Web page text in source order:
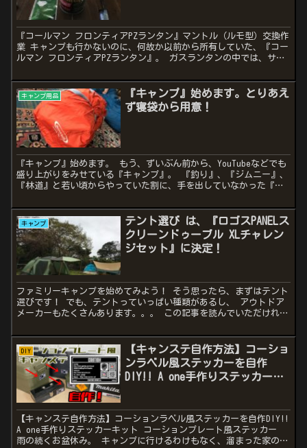
『コールマン フロンティアPZランタン』マントル（ルモ型）交換作
業 キャンプも行かないのに、何故か以前から所有していた、『コー
ルマン フロンティアPZランタン』。 ガスランタンの中では、サイ
キャンプ用品
『キャンプ』始めます。とりあえ
ず寝袋から用意！
『キャンプ』始めます。 もう、ずいぶん前から、YouTubeなどでも
盛り上がりをみせている『キャンプ』。 『釣り』、『ジムニー』、
『林道』と若い頃からやっていた割に、手を出していなかった『キ
キャンプ
テント選び は、『ロゴスPANELス
クリーンドゥーブル XLチャレン
ジセット』に決定！
ファミリーキャンプを始めてみよう！ そう思ったら、まずはテント
選びです！ でも、テントっていっぱい種類があるし、 アウトドア
メーカーもたくさんあります。。。 この記事を読んでいただけれ
DIY
【キャンステ自作方法】コーショ
ンラベル風ステッカーを自作
DIY!! A one手作りステッカーキ
【キャンステ自作方法】コーションラベル風ステッカーを自作DIY!!
A one手作りステッカーキット コーションプレート風ステッカー
雨の続くお盆休み。 キャンプに行けるわけもなく、溜まった家のこ